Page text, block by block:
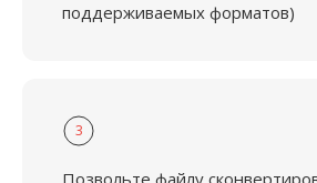
поддерживаемых форматов)
3
Позвольте файлу